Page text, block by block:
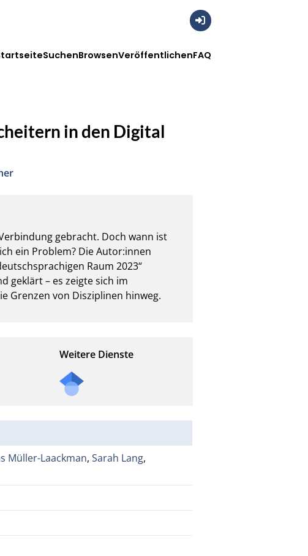
SuchenBrowsenVeröffentlichenFAQ
in den Digital
gebracht. Doch wann ist
ein Problem? Die Autor:innen
Raum 2023“
geklärt – es zeigte sich im
Grenzen von Disziplinen hinweg.
Weitere Dienste
Müller-Laackman,Sarah Lang,